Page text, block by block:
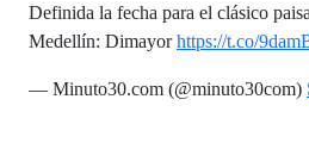
Definida la fecha para el clásico
Medellín: Dimayorhttps://t.co/
— Minuto30.com (@minuto30com)